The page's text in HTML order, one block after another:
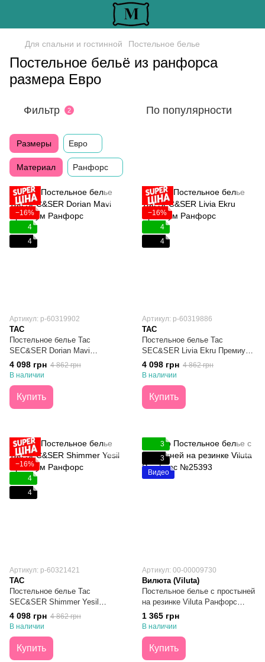
Для спальни и гостинной Постельное белье
Постельное бельё из ранфорса
размера Евро
Фильтр 2 По популярности
Размеры Евро
Материал Ранфорс
−16%
4
4
Артикул: p-60319902
TAC
Постельное белье Тас
SEC&SER Dorian Mavi
Премиум Ранфорс Евро
4 098 грн 4 862 грн
В наличии
Купить
−16%
4
4
Артикул: p-60319886
TAC
Постельное белье Тас
SEC&SER Livia Ekru Премиум
Ранфорс Евро
4 098 грн 4 862 грн
В наличии
Купить
−16%
4
4
Артикул: p-60321421
TAC
Постельное белье Тас
SEC&SER Shimmer Yesil
Премиум Ранфорс Евро
4 098 грн 4 862 грн
В наличии
Купить
3
3
Видео
Артикул: 00-00009730
Вилюта (Viluta)
Постельное белье с простыней
на резинке Viluta Ранфорс
№25393 Евро
1 365 грн
В наличии
Купить